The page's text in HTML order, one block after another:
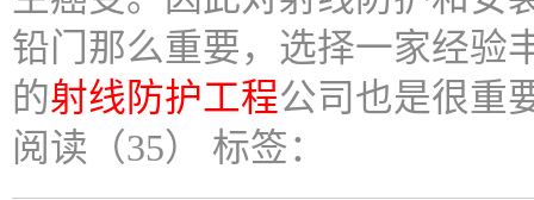
铅门那么重要，选择一家经验
的射线防护工程公司也是很重
阅读（35） 标签：